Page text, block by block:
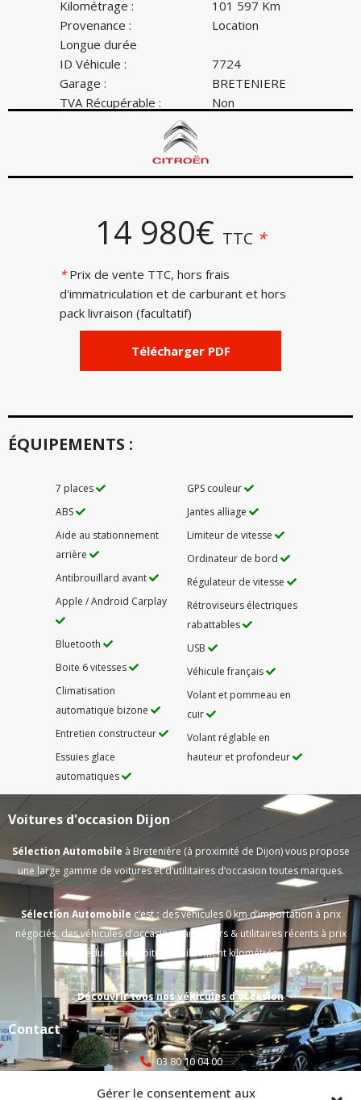
Gérer le consentement aux
Kilométrage :
101 597 Km
Provenance :
Location
Longue durée
ID Véhicule :
7724
Garage :
BRETENIERE
TVA Récupérable :
Non
14 980€ TTC *
*Prix de vente TTC, hors frais
d'immatriculation et de carburant et hors
pack livraison (facultatif)
Télécharger PDF
ÉQUIPEMENTS :
7 places
ABS
Aide au stationnement
arrière
Antibrouillard avant
Apple / Android Carplay
Bluetooth
Boite 6 vitesses
Climatisation
automatique bizone
Entretien constructeur
Essuies glace
automatiques
GPS couleur
Jantes alliage
Limiteur de vitesse
Ordinateur de bord
Régulateur de vitesse
Rétroviseurs électriques
rabattables
USB
Véhicule français
Volant et pommeau en
cuir
Volant réglable en
hauteur et profondeur
Voitures d'occasion Dijon
Sélection Automobile à Bretenière (à proximité de Dijon) vous propose
une large gamme de voitures et d’utilitaires d’occasion toutes marques.
Sélection Automobile c’est: des véhicules 0 km d’importation à prix
négociés, des véhicules d’occasion particuliers & utilitaires récents à prix
réduits, des voitures faiblement kilométrés.
Découvrir tous nos véhicules d’occasion
Contact
03 80 10 04 00
selecauto@orange.fr